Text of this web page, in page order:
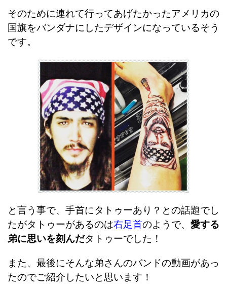
そのために連れて行ってあげたかったアメリカの
国旗をバンダナにしたデザインになっているそう
です。
と言う事で、手首にタトゥーあり？との話題でし
たがタトゥーがあるのは右足首のようで、 愛する
弟に思いを刻んだタトゥーでした！
また、最後にそんな弟さんのバンドの動画があっ
たのでご紹介したいと思います！